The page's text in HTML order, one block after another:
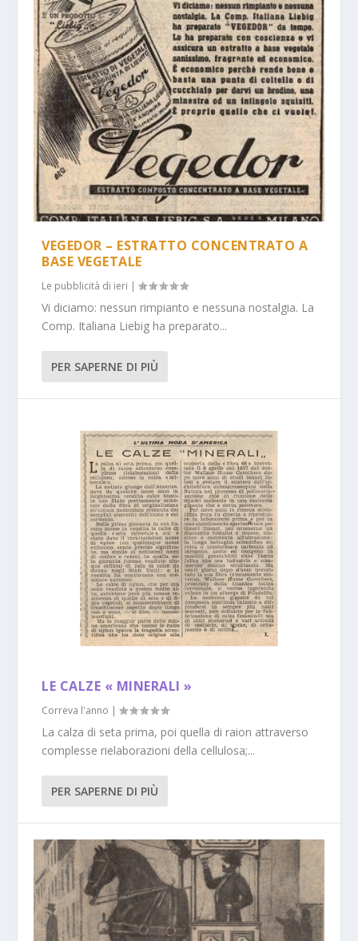
VEGEDOR – ESTRATTO CONCENTRATO A
BASE VEGETALE
Le pubblicità di ieri |
Vi diciamo: nessun rimpianto e nessuna nostalgia. La
Comp. Italiana Liebig ha preparato...
PER SAPERNE DI PIÙ
LE CALZE « MINERALI »
Correva l'anno |
La calza di seta prima, poi quella di raion attraverso
complesse rielaborazioni della cellulosa;...
PER SAPERNE DI PIÙ